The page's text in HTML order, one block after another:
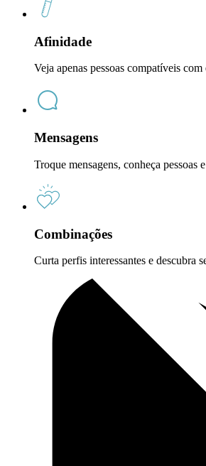
Afinidade
Veja apenas pessoas compatíveis com
Mensagens
Troque mensagens, conheça pessoas
Combinações
Curta perfis interessantes e descubra